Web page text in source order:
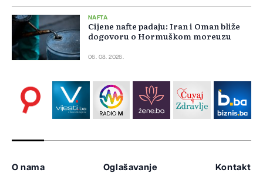
NAFTA
Cijene nafte padaju: Iran i Oman bliže
dogovoru o Hormuškom moreuzu
06. 08. 2026.
O nama Oglašavanje Kontakt